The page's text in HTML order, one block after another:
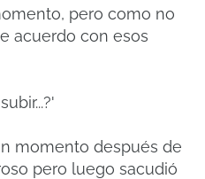
pero como no
acuerdo con esos
momento después de
pero luego sacudió